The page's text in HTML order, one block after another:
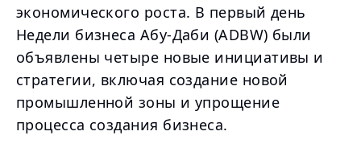
экономического роста. В первый день
Недели бизнеса Абу-Даби (ADBW) были
объявлены четыре новые инициативы и
стратегии, включая создание новой
промышленной зоны и упрощение
процесса создания бизнеса.